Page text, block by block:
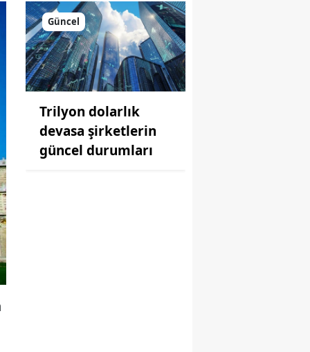
Güncel
Trilyon dolarlık
devasa şirketlerin
güncel durumları